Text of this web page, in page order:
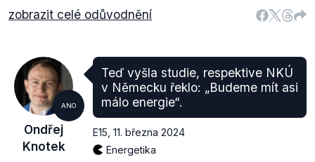
zobrazit celé odůvodnění
ANO
Ondřej
Knotek
Teď vyšla studie, respektive NKÚ
v Německu řeklo: „Budeme mít asi
málo energie“.
E15 11. března 2024
Energetika